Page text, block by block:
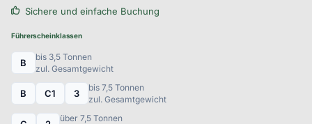
Sichere und einfache Buchung
Führerscheinklassen
B
bis 3,5 Tonnen
zul. Gesamtgewicht
B C1 3
bis 7,5 Tonnen
zul. Gesamtgewicht
über 7,5 Tonnen